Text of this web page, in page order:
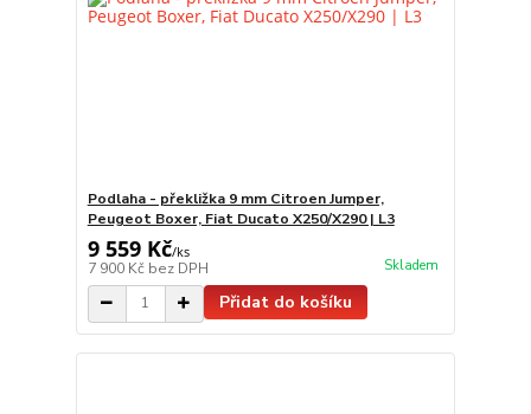
Podlaha - překližka 9 mm Citroen Jumper,
Peugeot Boxer, Fiat Ducato X250/X290 | L3
9 559 Kč/ks
7 900 Kč bez DPH Skladem
Přidat do košíku